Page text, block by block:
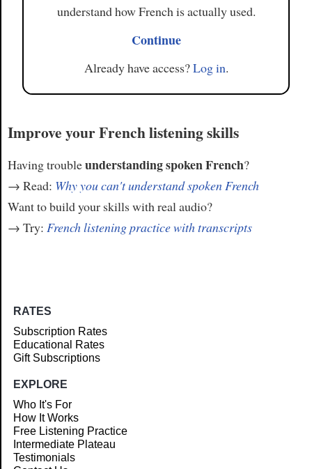
understand how French is actually used.
Continue
Already have access?Log in.
Improve your French listening skills
Having troubleunderstanding spoken French?
→ Read: Why you can't understand spoken French
Want to build your skills with real audio?
→ Try: French listening practice with transcripts
RATES
Subscription Rates
Educational Rates
Gift Subscriptions
EXPLORE
Who It's For
How It Works
Free Listening Practice
Intermediate Plateau
Testimonials